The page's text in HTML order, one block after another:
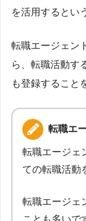
を活用するとい
転職エージェン
ら、転職活動す
も登録すること
転職エ
転職エージェ
ての転職活動
転職エージェ